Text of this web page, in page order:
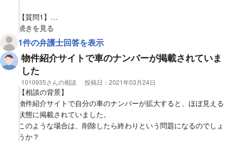
【質問1】
車のナンバープレートや運転手、歩行者の顔ってモザイクかけず
にそのまま動画として公開してよいものなのんでしょうか？こ
れって何か犯罪になるのですか？
視覚的に省略された相談全文の
続きを見る
1件の弁護士回答を表示
物件紹介サイトで車のナンバーが掲載されていま
した
相談者
1010935さんの相談 投稿日： 2021年03月24日
【相談の背景】
物件紹介サイトで自分の車のナンバーが拡大すると、ほぼ見える
状態に掲載されていました。
このような場合は、削除したら終わりという問題になるのでしょ
うか？